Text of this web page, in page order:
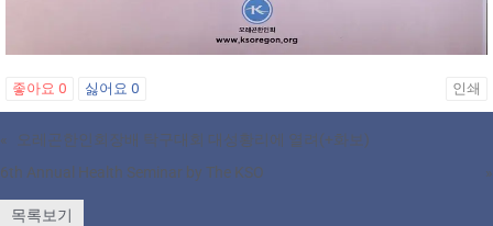
좋아요 0 싫어요 0 인쇄
«
오레곤한인회장배 탁구대회 대성황리에 열려(+화보)
6th Annual Health Seminar by The KSO
»
목록보기